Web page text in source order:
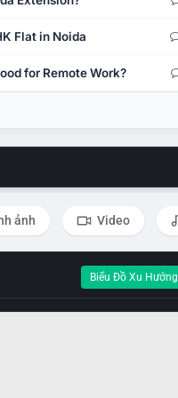
Flat in Noida
for Remote Work?
ảnh Video
Biểu Đồ Xu Hướng